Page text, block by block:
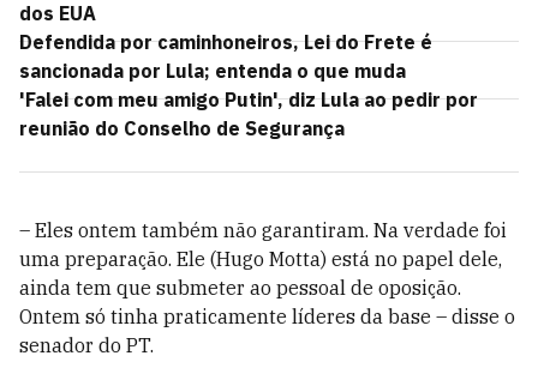
dos EUA
Defendida por caminhoneiros, Lei do Frete é
sancionada por Lula; entenda o que muda
'Falei com meu amigo Putin', diz Lula ao pedir por
reunião do Conselho de Segurança
– Eles ontem também não garantiram. Na verdade foi
uma preparação. Ele (Hugo Motta) está no papel dele,
ainda tem que submeter ao pessoal de oposição.
Ontem só tinha praticamente líderes da base – disse o
senador do PT.